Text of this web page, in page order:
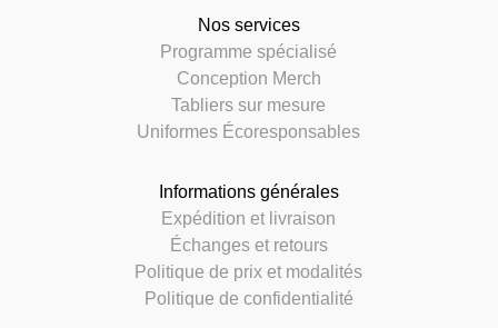
Nos services
Programme spécialisé
Conception Merch
Tabliers sur mesure
Uniformes Écoresponsables
Informations générales
Expédition et livraison
Échanges et retours
Politique de prix et modalités
Politique de confidentialité